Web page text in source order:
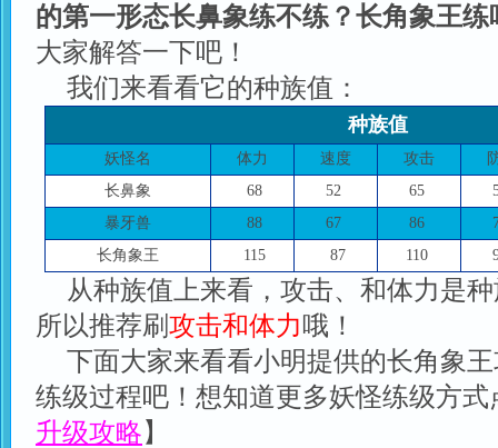
的第一形态长鼻象练不练？长角象王练
大家解答一下吧！
我们来看看它的种族值：
种族值
妖怪名 体力 速度 攻击
长鼻象
68 52 65
暴牙兽
88 67 86
长角象王
115 87 110
从种族值上来看，攻击、和体力是
所以推荐刷攻击和体力哦！
下面大家来看看小明提供的长角象
练级过程吧！想知道更多妖怪练级方式
升级攻略】